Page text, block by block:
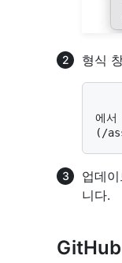
형식
에
업데
니다.
GitHub